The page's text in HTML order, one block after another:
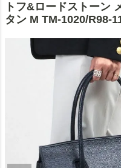
トフ&ロードストーン
タン M TM-1020/R98-